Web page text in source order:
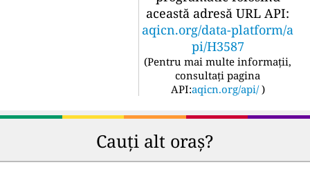
această adresă URL API:
aqicn.org/data-platform/a
pi/H3587
(Pentru mai multe informații,
consultați pagina
API:aqicn.org/api/ )
Cauți alt oraș?